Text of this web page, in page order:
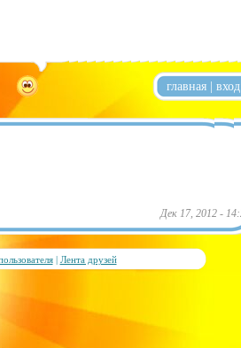
главная | вход
Дек 17, 2012 -
| Лента друзей